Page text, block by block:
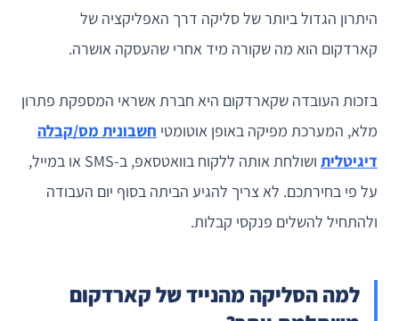
היתרון הגדול ביותר של סליקה דרך האפליקציה של
קארדקום הוא מה שקורה מיד אחרי שהעסקה אושרה.
בזכות העובדה שקארדקום היא חברת אשראי המספקת פתרון
מלא, המערכת מפיקה באופן אוטומטי חשבונית מס/קבלה
דיגיטלית
ושולחת אותה ללקוח בוואטסאפ, ב-SMS או במייל,
על פי בחירתכם. לא צריך להגיע הביתה בסוף יום העבודה
ולהתחיל להשלים פנקסי קבלות.
למה הסליקה מהנייד של קארדקום